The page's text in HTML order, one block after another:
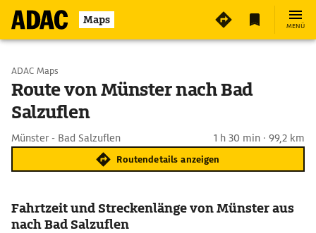
Maps MENÜ
Start wählen
Ziel eingeben
ADAC Maps
Route von Münster nach Bad
Salzuflen
Münster - Bad Salzuflen 1 h 30 min · 99,2 km
Routendetails anzeigen
Fahrtzeit und Streckenlänge von Münster aus
nach Bad Salzuflen